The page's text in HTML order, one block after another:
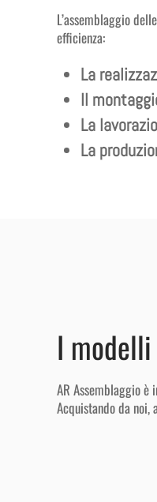
L’assemblaggio
efficienza:
La
Il
La
La
I
AR Assemblaggio
Acquistando da